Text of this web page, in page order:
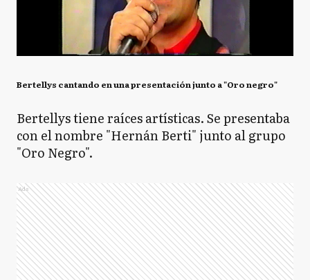
Bertellys cantando en una presentación junto a "Oro negro"
Bertellys tiene raíces artísticas. Se presentaba
con el nombre "Hernán Berti" junto al grupo
"Oro Negro".
Ads